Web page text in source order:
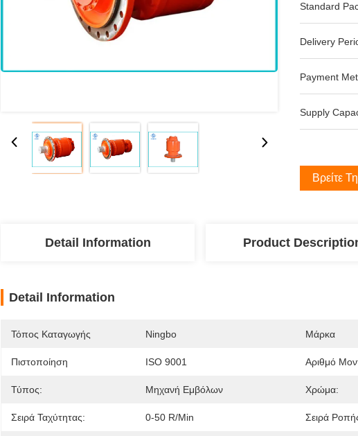
Standard
Delivery
Payment
Supply
Βρείτε
Detail Information Product
Detail Information
Τόπος Καταγωγής Ningbo Μάρκα
Πιστοποίηση ISO 9001 Αριθμό
Τύπος: Μηχανή Εμβόλων Χρώμα:
Σειρά Ταχύτητας: 0-50 R/min Σειρά